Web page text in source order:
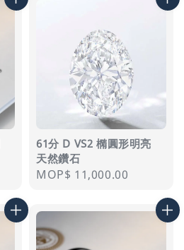
61分 D VS2 橢圓形明亮
天然鑽石
Regular
MOP$ 11,000.00